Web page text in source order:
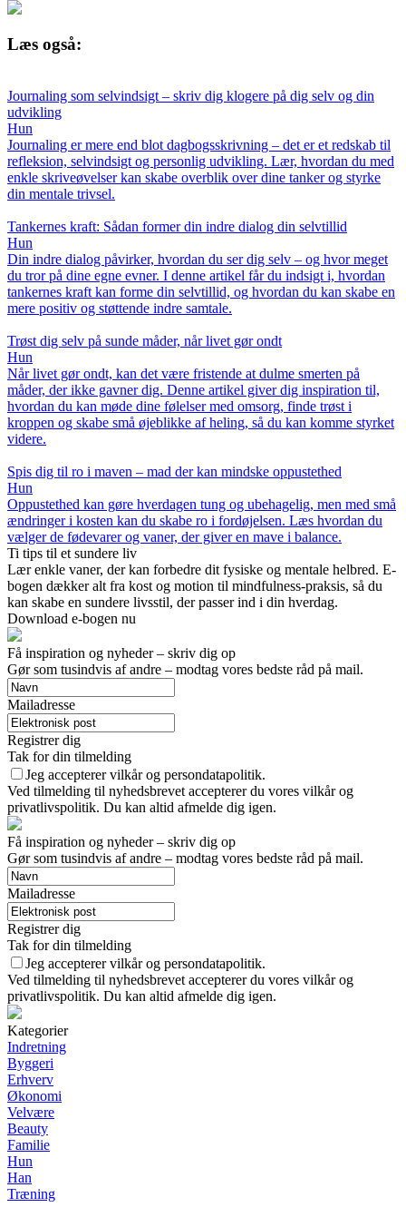
Læs også:
Journaling som selvindsigt – skriv dig klogere på dig selv og din
udvikling
Hun
Journaling er mere end blot dagbogsskrivning – det er et redskab til
refleksion, selvindsigt og personlig udvikling. Lær, hvordan du med
enkle skriveøvelser kan skabe overblik over dine tanker og styrke
din mentale trivsel.
Tankernes kraft: Sådan former din indre dialog din selvtillid
Hun
Din indre dialog påvirker, hvordan du ser dig selv – og hvor meget
du tror på dine egne evner. I denne artikel får du indsigt i, hvordan
tankernes kraft kan forme din selvtillid, og hvordan du kan skabe en
mere positiv og støttende indre samtale.
Trøst dig selv på sunde måder, når livet gør ondt
Hun
Når livet gør ondt, kan det være fristende at dulme smerten på
måder, der ikke gavner dig. Denne artikel giver dig inspiration til,
hvordan du kan møde dine følelser med omsorg, finde trøst i
kroppen og skabe små øjeblikke af heling, så du kan komme styrket
videre.
Spis dig til ro i maven – mad der kan mindske oppustethed
Hun
Oppustethed kan gøre hverdagen tung og ubehagelig, men med små
ændringer i kosten kan du skabe ro i fordøjelsen. Læs hvordan du
vælger de fødevarer og vaner, der giver en mave i balance.
Ti tips til et sundere liv
Lær enkle vaner, der kan forbedre dit fysiske og mentale helbred. E-
bogen dækker alt fra kost og motion til mindfulness-praksis, så du
kan skabe en sundere livsstil, der passer ind i din hverdag.
Download e-bogen nu
Få inspiration og nyheder – skriv dig op
Gør som tusindvis af andre – modtag vores bedste råd på mail.
Mailadresse
Registrer dig
Tak for din tilmelding
Jeg accepterer vilkår og persondatapolitik.
Ved tilmelding til nyhedsbrevet accepterer du vores vilkår og
privatlivspolitik. Du kan altid afmelde dig igen.
Få inspiration og nyheder – skriv dig op
Gør som tusindvis af andre – modtag vores bedste råd på mail.
Mailadresse
Registrer dig
Tak for din tilmelding
Jeg accepterer vilkår og persondatapolitik.
Ved tilmelding til nyhedsbrevet accepterer du vores vilkår og
privatlivspolitik. Du kan altid afmelde dig igen.
Kategorier
Indretning
Byggeri
Erhverv
Økonomi
Velvære
Beauty
Familie
Hun
Han
Træning